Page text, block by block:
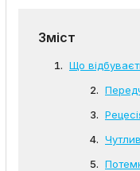
Зміст
Що